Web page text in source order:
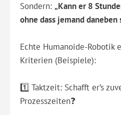
Sondern: „Kann er 8
ohne dass jemand daneben
Echte Humanoide-Robotik
Kriterien (Beispiele):
1️⃣ Taktzeit: Schafft er’s
Prozesszeiten❓